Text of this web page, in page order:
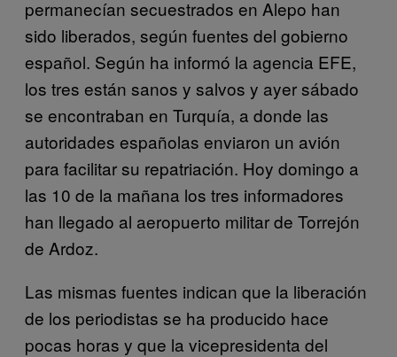
permanecían secuestrados en Alepo han
sido liberados, según fuentes del gobierno
español. Según ha informó la agencia EFE,
los tres están sanos y salvos y ayer sábado
se encontraban en Turquía, a donde las
autoridades españolas enviaron un avión
para facilitar su repatriación. Hoy domingo a
las 10 de la mañana los tres informadores
han llegado al aeropuerto militar de Torrejón
de Ardoz.
Las mismas fuentes indican que la liberación
de los periodistas se ha producido hace
pocas horas y que la vicepresidenta del